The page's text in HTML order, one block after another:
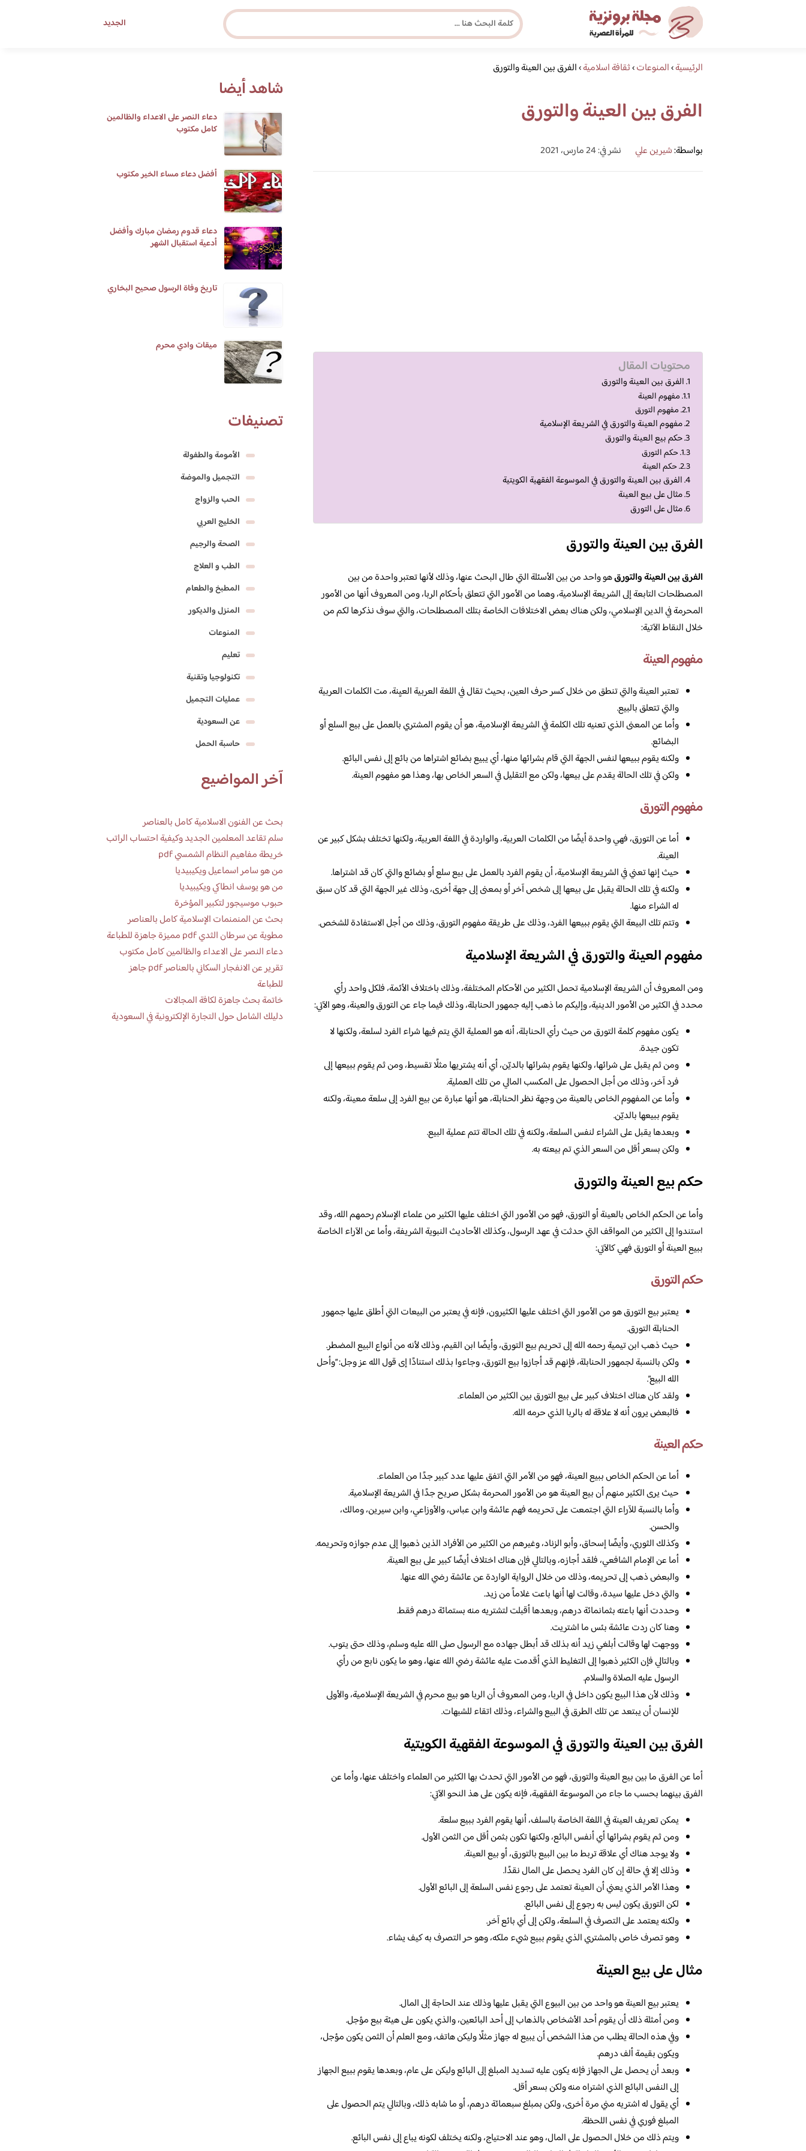
الجديد
مجلة برونزية للفتاة العصرية الرئيسية›المنوعات›ثقافة اسلامية›الفرق بين العينة والتورق
الفرق بين العينة والتورق
بواسطة:شيرين علي نشر في: 24 مارس، 2021
محتويات المقال
الفرق بين العينة والتورق
مفهوم العينة
مفهوم التورق
مفهوم العينة والتورق في الشريعة الإسلامية
حكم بيع العينة والتورق
حكم التورق
حكم العينة
الفرق بين العينة والتورق في الموسوعة الفقهية الكويتية
مثال على بيع العينة
مثال على التورق
الفرق بين العينة والتورق
الفرق بين العينة والتورقهو واحد من بين الأسئلة التي طال البحث عنها، وذلك لأنها تعتبر واحدة من بين
المصطلحات التابعة إلى الشريعة الإسلامية، وهما من الأمور التي تتعلق بأحكام الربا، ومن المعروف أنها من الأمور
المحرمة في الدين الإسلامي، ولكن هناك بعض الاختلافات الخاصة بتلك المصطلحات، والتي سوف نذكرها لكم من
خلال النقاط الآتية:
مفهوم العينة
تعتبر العينة والتي تنطق من خلال كسر حرف العين، بحيث تقال في اللغة العربية العيِنة، مت الكلمات العربية
والتي تتعلق بالبيع.
وأما عن المعنى الذي تعنيه تلك الكلمة في الشريعة الإسلامية، هو أن يقوم المشتري بالعمل على بيع السلع أو
البضائع.
ولكنه يقوم ببيعها لنفس الجهة التي قام بشرائها منها، أي يبيع بضائع اشتراها من بائع إلى نفس البائع.
ولكن في تلك الحالة يقدم على بيعها، ولكن مع التقليل في السعر الخاص بها، وهذا هو مفهوم العينة.
مفهوم التورق
أما عن التورق، فهي واحدة أيضًا من الكلمات العربية، والواردة في اللغة العربية، ولكنها تختلف بشكل كبير عن
العينة.
حيث إنها تعني في الشريعة الإسلامية، أن يقوم الفرد بالعمل على بيع سلع أو بضائع والتي كان قد اشتراها.
ولكنه في تلك الحالة يقبل على بيعها إلى شخص آخر أو بمعنى إلى جهة أخرى، وذلك غير الجهة التي قد كان سبق
له الشراء منها.
وتتم تلك البيعة التي يقوم ببيعها الفرد، وذلك على طريقة مفهوم التورق، وذلك من أجل الاستفادة للشخص.
مفهوم العينة والتورق في الشريعة الإسلامية
ومن المعروف أن الشريعة الإسلامية تحمل الكثير من الأحكام المختلفة، وذلك باختلاف الأئمة، فلكل واحد رأي
محدد في الكثير من الأمور الدينية، وإليكم ما ذهب إليه جمهور الحنابلة، وذلك فيما جاء عن التورق والعينة، وهو الآتي:
يكون مفهوم كلمة التورق من حيث رأي الحنابلة، أنه هو العملية التي يتم فيها شراء الفرد لسلعة، ولكنها لا
تكون جيدة.
ومن ثم يقبل على شرائها، ولكنها يقوم بشرائها بالديّن، أي أنه يشتريها مثلًا تقسيط، ومن ثم يقوم ببيعها إلى
فرد آخر، وذلك من أجل الحصول على المكسب المالي من تلك العملية.
وأما عن المفهوم الخاص بالعينة من وجهة نظر الحنابلة، هو أنها عبارة عن بيع الفرد إلى سلعة معينة، ولكنه
يقوم ببيعها بالديّن.
وبعدها يقبل على الشراء لنفس السلعة، ولكنه في تلك الحالة تتم عملية البيع.
ولكن بسعر أقل من السعر الذي تم بيعته به.
حكم بيع العينة والتورق
وأما عن الحكم الخاص بالعينة أو التورق، فهو من الأمور التي اختلف عليها الكثير من علماء الإسلام رحمهم الله، وقد
استندوا إلى الكثير من المواقف التي حدثت في عهد الرسول، وكذلك الأحاديث النبوية الشريفة، وأما عن الآراء الخاصة
ببيع العينة أو التورق فهي كالآتي:
حكم التورق
يعتبر بيع التورق هو من الأمور التي اختلف عليها الكثيرون، فإنه في يعتبر من البيعات التي أطلق عليها جمهور
الحنابلة التورق.
حيث ذهب ابن تيمية رحمه الله إلى تحريم بيع التورق، وأيضًا ابن القيم، وذلك لأنه من أنواع البيع المضطر.
ولكن بالنسبة لجمهور الحنابلة، فإنهم قد أجازوا بيع التورق، وجاءوا بذلك استنادًا إى قول الله عز وجل: “وأحل
الله البيع”.
ولقد كان هناك اختلاف كبير على بيع التورق بين الكثير من العلماء.
فالبعض يرون أنه لا علاقة له بالربا الذي حرمه الله.
حكم العينة
أما عن الحكم الخاص ببيع العينة، فهو من الأمر التي اتفق عليها عدد كبير جدًا من العلماء.
حيث يرى الكثير منهم أن بيع العينة هو من الأمور المحرمة بشكل صريح جدًا في الشريعة الإسلامية.
وأما بالنسبة للآراء التي اجتمعت على تحريمه فهم عائشة وابن عباس، والأوزاعي، وابن سيرين، ومالك،
والحسن.
وكذلك الثوري، وأيضًا إسحاق، وأبو الزناد، وغيرهم من الكثير من الأفراد الذين ذهبوا إلى عدم جوازه وتحريمه.
أما عن الإمام الشافعي، فلقد أجازه، وبالتالي فإن هناك اختلاف أيضًا كبير على بيع العينة.
والبعض ذهب إلى تحريمه، وذلك من خلال الرواية الواردة عن عائشة رضي الله عنها.
والتي دخل عليها سيدة، وقالت لها أنها باعت غلاماً من زيد.
وحددت أنها باعته بثمانمائة درهم، وبعدها أقبلت لتشتريه منه بستمائة درهم فقط.
وهنا كان ردت عائشة بئس ما اشتريت.
ووجهت لها وقالت أبلغي زيد أنه بذلك قد أبطل جهاده مع الرسول صلى الله عليه وسلم، وذلك حتى يتوب.
وبالتالي فإن الكثير ذهبوا إلى التغليط الذي أقدمت عليه عائشة رضي الله عنها، وهو ما يكون نابع من رأي
الرسول عليه الصلاة والسلام.
وذلك لأن هذا البيع يكون داخل في الربا، ومن المعروف أن الربا هو بيع محرم في الشريعة الإسلامية، والأولى
للإنسان أن يبتعد عن تلك الطرق في البيع والشراء، وذلك اتقاء للشبهات.
الفرق بين العينة والتورق في الموسوعة الفقهية الكويتية
أما عن الفرق ما بين بيع العينة والتورق، فهو من الأمور التي تحدث بها الكثير من العلماء واختلف عنها، وأما عن
الفرق بينهما بحسب ما جاء من الموسوعة الفقهية، فإنه يكون على هذ النحو الآتي:
يمكن تعريف العينة في اللغة الخاصة بالسلف، أنها يقوم الفرد ببيع سلعة.
ومن ثم يقوم بشرائها أي أنفس البائع، ولكنها تكون بثمن أقل من الثمن الأول.
ولا يوجد هناك أي علاقة تربط ما بين البيع بالتورق، أو بيع العينة.
وذلك إلا في حالة إن كان الفرد يحصل على المال نقدًا.
وهذا الأمر الذي يعني أن العينة تعتمد على رجوع نفس السلعة إلى البائع الأول.
لكن التورق يكون ليس به رجوع إلى نفس البائع.
ولكنه يعتمد على التصرف في السلعة، ولكن إلى أي بائع آخر.
وهو تصرف خاص بالمشتري الذي يقوم ببيع شيء ملكه، وهو حر التصرف به كيف يشاء.
مثال على بيع العينة
يعتبر بيع العينة هو واحد من بين البيوع التي يقبل عليها وذلك عند الحاجة إلى المال.
ومن أمثلة ذلك أن يقوم أحد الأشخاص بالذهاب إلى أحد البائعين، والذي يكون على هيئة بيع مؤجل.
وفي هذه الحالة يطلب من هذا الشخص أن يبيع له جهاز مثلًا وليكن هاتف، ومع العلم أن الثمن يكون مؤجل،
ويكون بقيمة ألف درهم.
وبعد أن يحصل على الجهاز فإنه يكون عليه تسديد المبلغ إلى البائع وليكن على عام، وبعدها يقوم ببيع الجهاز
إلى النفس البائع الذي اشتراه منه ولكن بسعر أقل.
أي يقول له اشتريه مني مرة أخرى، ولكن بمبلغ سبعمائة درهم، أو ما شابه ذلك، وبالتالي يتم الحصول على
المبلغ فوري في نفس اللحظة.
ويتم ذلك من خلال الحصول على المال، وهو عند الاحتياج، ولكنه يختلف لكونه يباع إلى نفس البائع.
شاهد أيضا
دعاء النصر على الاعداء والظالمين
كامل مكتوب
أفضل دعاء مساء الخير مكتوب
دعاء قدوم رمضان مبارك وأفضل
أدعية استقبال الشهر
تاريخ وفاة الرسول صحيح البخاري
ميقات وادي محرم
تصنيفات
الأمومة والطفولة
التجميل والموضة
الحب والزواج
الخليج العربي
الصحة والرجيم
الطب و العلاج
المطبخ والطعام
المنزل والديكور
المنوعات
تعليم
تكنولوجيا وتقنية
عمليات التجميل
عن السعودية
حاسبة الحمل
آخر المواضيع
بحث عن الفنون الاسلامية كامل بالعناصر
سلم تقاعد المعلمين الجديد وكيفية احتساب الراتب
خريطة مفاهيم النظام الشمسي pdf
من هو سامر اسماعيل ويكيبيديا
من هو يوسف انطاكي ويكيبيديا
حبوب موسيجور لتكبير المؤخرة
بحث عن المنمنمات الإسلامية كامل بالعناصر
مطوية عن سرطان الثدي pdf مميزة جاهزة للطباعة
دعاء النصر على الاعداء والظالمين كامل مكتوب
تقرير عن الانفجار السكاني بالعناصر pdf جاهز
للطباعة
خاتمة بحث جاهزة لكافة المجالات
دليلك الشامل حول التجارة الإلكترونية في السعودية